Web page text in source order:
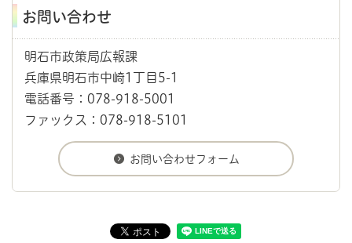
お問い合わせ
明石市政策局広報課
兵庫県明石市中崎1丁目5-1
電話番号：078-918-5001
ファックス：078-918-5101